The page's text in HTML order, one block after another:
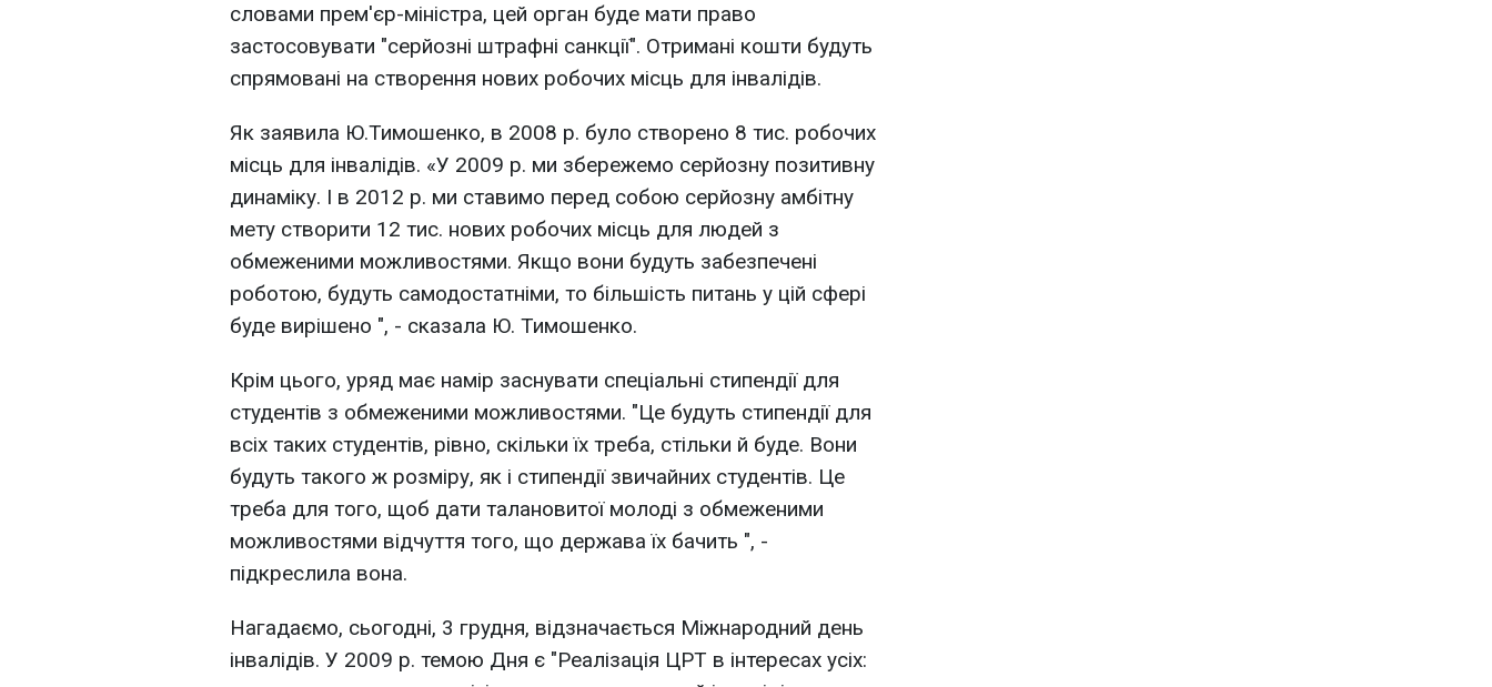
словами прем'єр-міністра, цей орган буде мати право
застосовувати "серйозні штрафні санкції". Отримані кошти будуть
спрямовані на створення нових робочих місць для інвалідів.
Як заявила Ю.Тимошенко, в 2008 р. було створено 8 тис. робочих
місць для інвалідів. «У 2009 р. ми збережемо серйозну позитивну
динаміку. І в 2012 р. ми ставимо перед собою серйозну амбітну
мету створити 12 тис. нових робочих місць для людей з
обмеженими можливостями. Якщо вони будуть забезпечені
роботою, будуть самодостатніми, то більшість питань у цій сфері
буде вирішено ", - сказала Ю. Тимошенко.
Крім цього, уряд має намір заснувати спеціальні стипендії для
студентів з обмеженими можливостями. "Це будуть стипендії для
всіх таких студентів, рівно, скільки їх треба, стільки й буде. Вони
будуть такого ж розміру, як і стипендії звичайних студентів. Це
треба для того, щоб дати талановитої молоді з обмеженими
можливостями відчуття того, що держава їх бачить ", -
підкреслила вона.
Нагадаємо, сьогодні, 3 грудня, відзначається Міжнародний день
інвалідів. У 2009 р. темою Дня є "Реалізація ЦРТ в інтересах усіх: